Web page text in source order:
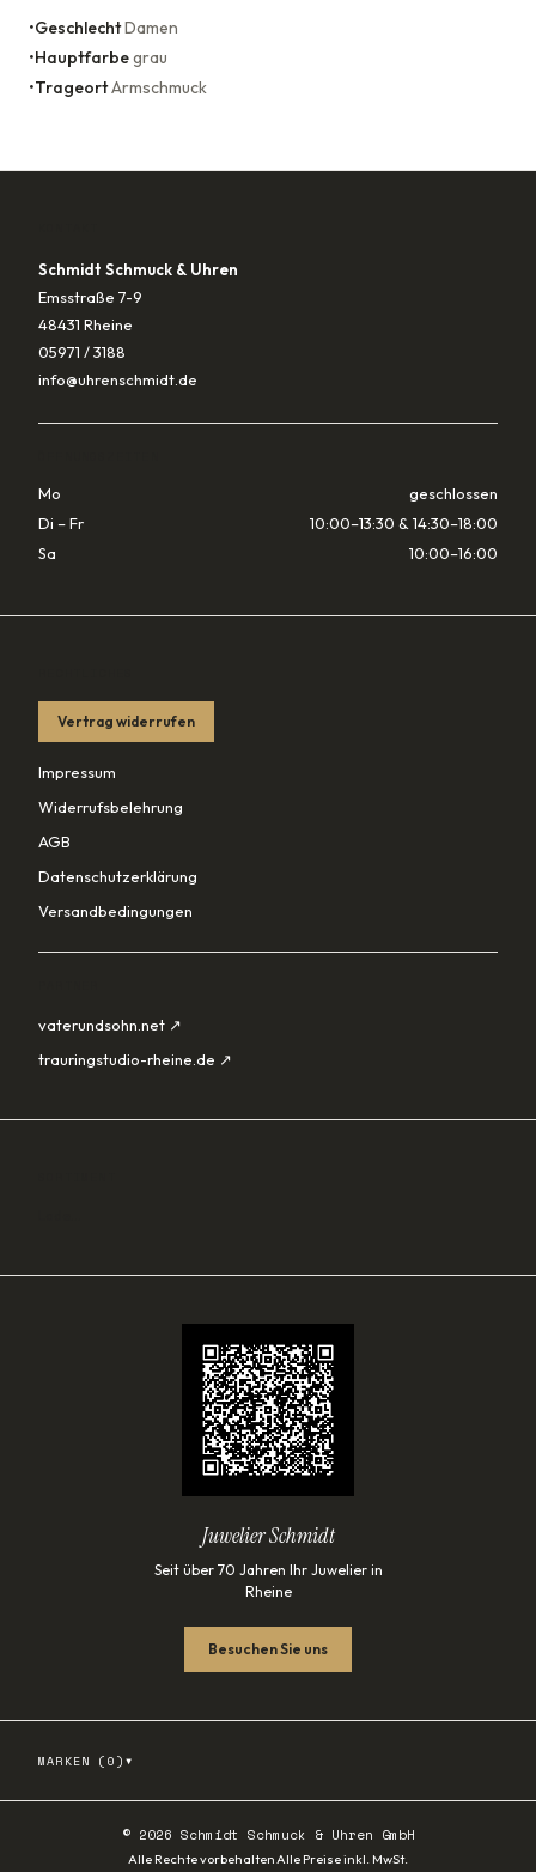
•GeschlechtDamen
•Hauptfarbegrau
•TrageortArmschmuck
Schmidt Schmuck & Uhren
Emsstraße 7-9
48431 Rheine
05971 / 3188
info@uhrenschmidt.de
Mo
geschlossen
Di – Fr
10:00–13:30 & 14:30–18:00
Sa
10:00–16:00
Vertrag widerrufen
Impressum
Widerrufsbelehrung
AGB
Datenschutzerklärung
Versandbedingungen
vaterundsohn.net ↗
trauringstudio-rheine.de ↗
Juwelier Schmidt
Seit über 70 Jahren Ihr Juwelier in
Rheine
Besuchen Sie uns
MARKEN ( 0 ) ▾
© 2026 Schmidt Schmuck & Uhren GmbH
Alle Rechte vorbehaltenAlle Preise inkl. MwSt.